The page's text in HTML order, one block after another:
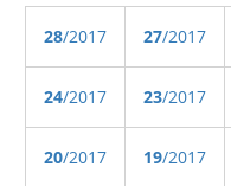
28/2017 27/2017
24/2017 23/2017
20/2017 19/2017